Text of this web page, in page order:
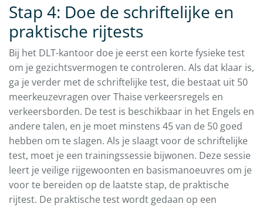
Stap 4: Doe de schriftelijke en
praktische rijtests
Bij het DLT-kantoor doe je eerst een korte fysieke test
om je gezichtsvermogen te controleren. Als dat klaar is,
ga je verder met de schriftelijke test, die bestaat uit 50
meerkeuzevragen over Thaise verkeersregels en
verkeersborden. De test is beschikbaar in het Engels en
andere talen, en je moet minstens 45 van de 50 goed
hebben om te slagen. Als je slaagt voor de schriftelijke
test, moet je een trainingssessie bijwonen. Deze sessie
leert je veilige rijgewoonten en basismanoeuvres om je
voor te bereiden op de laatste stap, de praktische
rijtest. De praktische test wordt gedaan op een